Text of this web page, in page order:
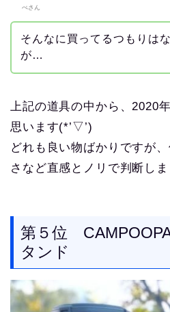
ぺさん
そんなに買ってるつもりは
が…
上記の道具の中から、2020
思います(*’▽’)
どれも良い物ばかりですが
さなど直感とノリで判断しま
第５位
タンド